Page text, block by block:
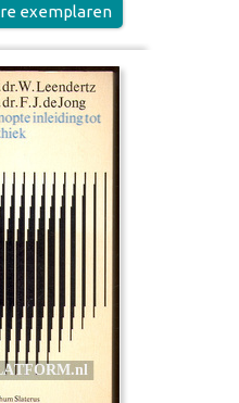
exemplaren